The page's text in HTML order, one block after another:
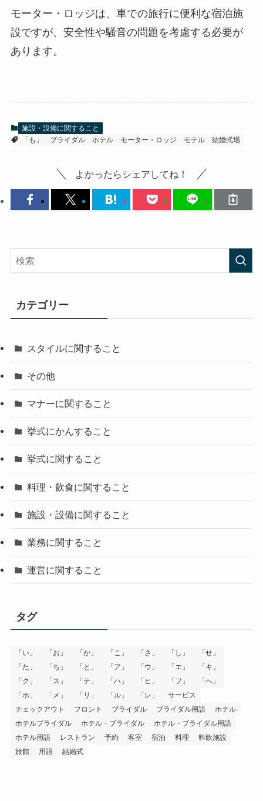
モーター・ロッジは、車での旅行に便利な宿泊施
設ですが、安全性や騒音の問題を考慮する必要が
あります。
施設・設備に関すること
「も」
ブライダル ホテル モーター・ロッジ モテル 結婚式場
よかったらシェアしてね！
カテゴリー
スタイルに関すること
その他
マナーに関すること
挙式にかんすること
挙式に関すること
料理・飲食に関すること
施設・設備に関すること
業務に関すること
運営に関すること
タグ
「い」 「お」 「か」 「こ」 「さ」 「し」
「せ」
「た」
「ち」 「と」 「ア」 「ウ」 「エ」
「キ」
「ク」
「ス」 「テ」 「ハ」 「ヒ」 「フ」
「ヘ」
「ホ」
「メ」 「リ」 「ル」 「レ」
サービス
チェックアウト
フロント ブライダル ブライダル用語
ホテル
ホテルブライダル
ホテル・ブライダル
ホテル・ブライダル用語
ホテル用語
レストラン 予約 客室 宿泊 料理
料飲施設
旅館
用語 結婚式